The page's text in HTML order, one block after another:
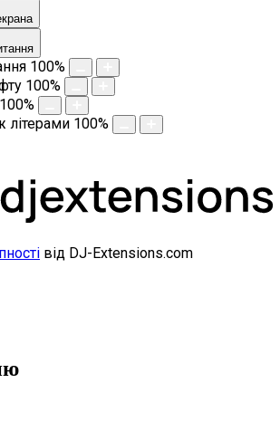
100%
100%
100%
літерами 100%
від DJ-Extensions.com